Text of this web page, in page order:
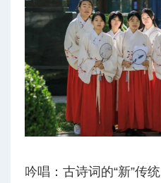
吟唱：古诗词的“新”传统